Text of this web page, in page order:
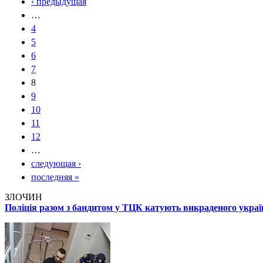
…
4
5
6
7
8
9
10
11
12
…
следующая ›
последняя »
ЗЛОЧИН
Поліція разом з бандитом у ТЦК катують викраденого